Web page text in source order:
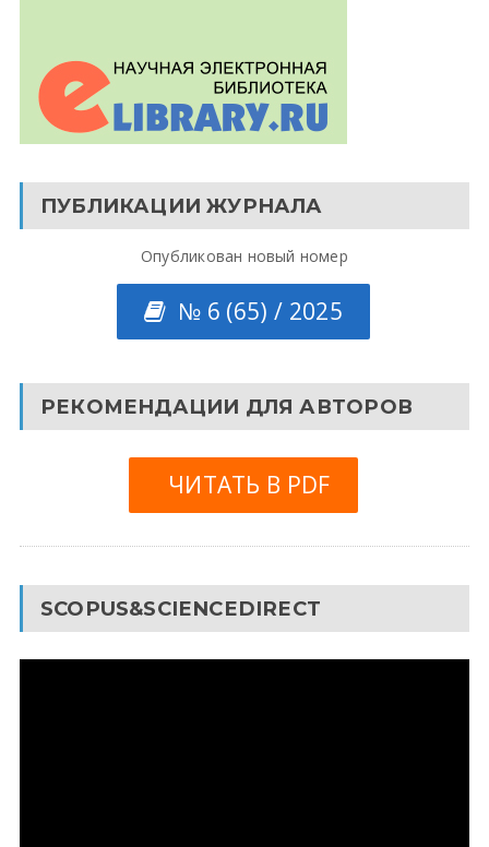
ПУБЛИКАЦИИ ЖУРНАЛА
Опубликован новый номер
№ 6 (65) / 2025
РЕКОМЕНДАЦИИ ДЛЯ АВТОРОВ
ЧИТАТЬ В PDF
SCOPUS&SCIENCEDIRECT